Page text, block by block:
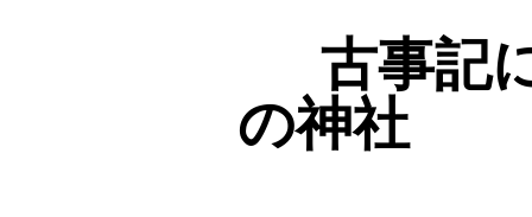
古事記
の神社